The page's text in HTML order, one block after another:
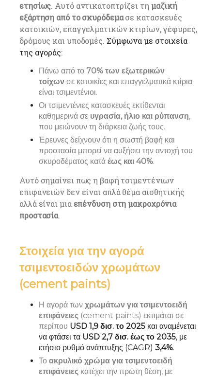
ετησίως. Αυτό αντικατοπτρίζει τη μαζική
εξάρτηση από το σκυρόδεμασε κατασκευές
κατοικιών, επαγγελματικών κτιρίων, γέφυρες,
δρόμους και υποδομές. Σύμφωνα με στοιχεία
της αγοράς:
Πάνω από το 70% των εξωτερικών
τοίχων σε κατοικίες και επαγγελματικά κτίρια
είναι τσιμεντένιοι.
Οι τσιμεντένιες κατασκευές εκτίθενται
καθημερινά σε υγρασία, ήλιο και ρύπανση,
που μειώνουν τη διάρκεια ζωής τους.
Έρευνες δείχνουν ότι η σωστή βαφή και
προστασία μπορεί να αυξήσει την αντοχή του
σκυροδέματος κατά έως και 40%.
Αυτό σημαίνει πως η βαφή τσιμεντένιων
επιφανειών δεν είναι απλά θέμα αισθητικής
αλλά είναι μια επένδυση στη μακροχρόνια
προστασία.
Στοιχεία για την αγορά
τσιμεντοειδών χρωμάτων
(cement paints)
Η αγορά των χρωμάτων για τσιμεντοειδή
επιφάνειες (cement paints) εκτιμάται σε
περίπου USD 1,9 δισ. το 2025 και αναμένεται
να φτάσει τα USD 2,7 δισ. έως το 2035, με
ετήσιο ρυθμό ανάπτυξης (CAGR) 3,4%.
Το ακρυλικό χρώμα για τσιμεντοειδή
επιφάνειες κατέχει την πρώτη θέση, με